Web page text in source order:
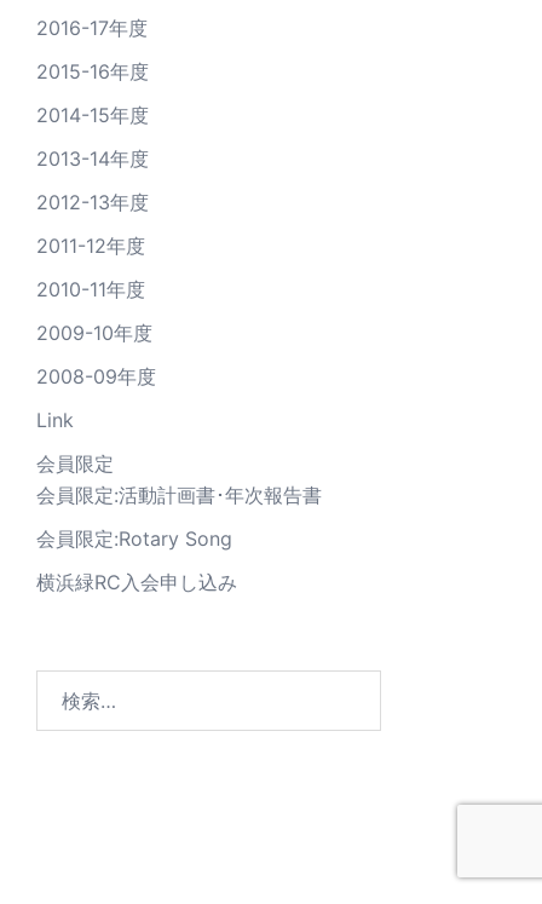
2016-17年度
2015-16年度
2014-15年度
2013-14年度
2012-13年度
2011-12年度
2010-11年度
2009-10年度
2008-09年度
Link
会員限定
会員限定:活動計画書･年次報告書
会員限定:Rotary Song
横浜緑RC入会申し込み